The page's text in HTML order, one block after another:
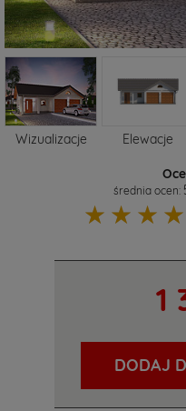
Wizualizacje Elewacje
średnia ocen:
☆
☆
☆
☆
1
DODAJ